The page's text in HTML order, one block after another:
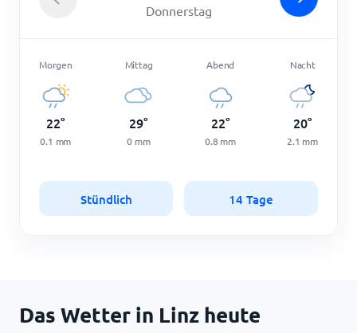
Donnerstag
Morgen
22°
0.1 mm
Mittag
29°
0 mm
Abend
22°
0.8 mm
Nacht
20°
2.1 mm
Stündlich 14 Tage
Das Wetter in Linz heute